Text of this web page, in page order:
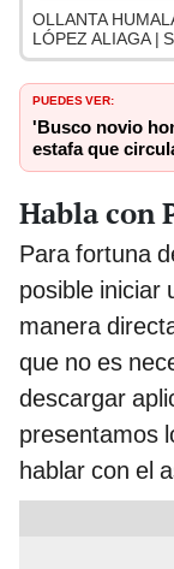
OLLANTA
LÓPEZ ALIAGA |
PUEDES VER:
'Busco novio
estafa que
Habla con
Para fortuna
posible iniciar
manera
que no es
descargar
presentamos
hablar con el